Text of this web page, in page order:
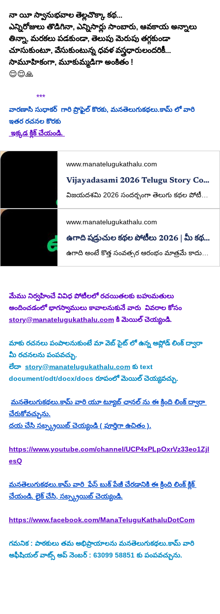
నా యీ స్వానుభవాల తెల్లచొక్కా కథ...
ఎన్నిరోజులు తొడిగినా, ఎన్నిసార్లు సాంబారు, ఆవకాయ అన్నాలు
తిన్నా, మరకలు పడకుండా, తెలుపు మెరుపు తగ్గకుండా
చూసుకుంటూ, వేసుకుంటున్న ధవళ వస్త్రధారులందరికీ...
సామూహికంగా, మూకుమ్మడిగా అంకితం !
😌😌🙏
***
వారణాసి సుధాకర్ గారి ప్రొఫైల్ కొరకు, మనతెలుగుకథలు.కామ్ లో వారి
ఇతర రచనల కొరకు
ఇక్కడ క్లిక్ చేయండి.
www.manatelugukathalu.com
Vijayadasami 2026 Telugu Story Competition | Win ₹5000 | ManaTeluguKathalu
www.manatelugukathalu.com
ఉగాది షడ్రుచుల కథల పోటీలు 2026 | మీ కథతో జీవిత రుచులు చెప్పండి!
మేము నిర్వహించే వివిధ పోటీలలో రచయితలకు బహుమతులు
అందించడంలో భాగస్వాములు కావాలనుకునే వారు  వివరాల కోసం
story@manatelugukathalu.com కి మెయిల్ చెయ్యండి.
మాకు రచనలు పంపాలనుకుంటే మా వెబ్ సైట్ లో ఉన్న అప్లోడ్ లింక్ ద్వారా
మీ రచనలను పంపవచ్చు.
లేదా story@manatelugukathalu.com కు text
document/odt/docx/docs రూపంలో మెయిల్ చెయ్యవచ్చు.
మనతెలుగుకథలు.కామ్ వారి యూ ట్యూబ్ ఛానల్ ను ఈ క్రింది లింక్ ద్వారా
చేరుకోవచ్చును.
దయ చేసి సబ్స్క్రయిబ్ చెయ్యండి ( పూర్తిగా ఉచితం ).
https://www.youtube.com/channel/UCP4xPLpOxrVz33eo1Zjl
esQ
మనతెలుగుకథలు.కామ్ వారి  ఫేస్ బుక్ పేజీ చేరడానికి ఈ క్రింది లింక్ క్లిక్
చేయండి. లైక్ చేసి, సబ్స్క్రయిబ్ చెయ్యండి.
https://www.facebook.com/ManaTeluguKathaluDotCom
గమనిక : పాఠకులు తమ అభిప్రాయాలను మనతెలుగుకథలు.కామ్ వారి
అఫీషియల్ వాట్స్ అప్ నెంబర్ : 63099 58851 కు పంపవచ్చును.